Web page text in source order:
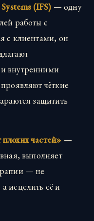
(IFS) — одну
работы с
с клиентами, он
внутренними
чёткие
защитить
частей» —
выполняет
— не
исцелить её и